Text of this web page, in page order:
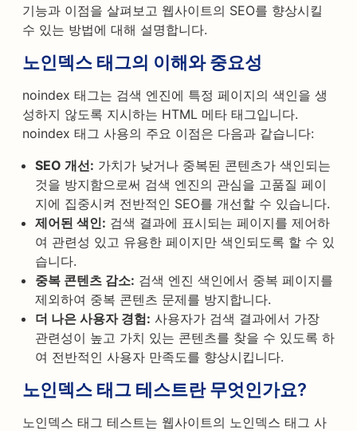
기능과 이점을 살펴보고 웹사이트의 SEO를 향상시킬
수 있는 방법에 대해 설명합니다.
노인덱스 태그의 이해와 중요성
noindex 태그는 검색 엔진에 특정 페이지의 색인을 생
성하지 않도록 지시하는 HTML 메타 태그입니다.
noindex 태그 사용의 주요 이점은 다음과 같습니다:
SEO 개선: 가치가 낮거나 중복된 콘텐츠가 색인되는
것을 방지함으로써 검색 엔진의 관심을 고품질 페이
지에 집중시켜 전반적인 SEO를 개선할 수 있습니다.
제어된 색인: 검색 결과에 표시되는 페이지를 제어하
여 관련성 있고 유용한 페이지만 색인되도록 할 수 있
습니다.
중복 콘텐츠 감소: 검색 엔진 색인에서 중복 페이지를
제외하여 중복 콘텐츠 문제를 방지합니다.
더 나은 사용자 경험: 사용자가 검색 결과에서 가장
관련성이 높고 가치 있는 콘텐츠를 찾을 수 있도록 하
여 전반적인 사용자 만족도를 향상시킵니다.
노인덱스 태그 테스트란 무엇인가요?
노인덱스 태그 테스트는 웹사이트의 노인덱스 태그 사